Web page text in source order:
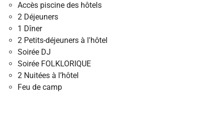
Accès piscine des hôtels
2 Déjeuners
1 Dîner
2 Petits-déjeuners à l'hôtel
Soirée DJ
Soirée FOLKLORIQUE
2 Nuitées à l’hôtel
Feu de camp